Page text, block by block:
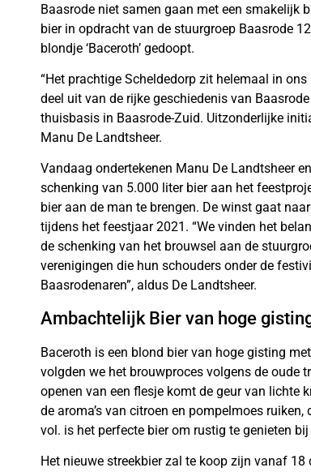
Baasrode niet samen gaan met een smakelijk
bier in opdracht van de stuurgroep Baasrode
blondje ‘Baceroth’ gedoopt.
“Het prachtige Scheldedorp zit helemaal in
deel uit van de rijke geschiedenis van
thuisbasis in Baasrode-Zuid. Uitzonderlijke
Manu De Landtsheer.
Vandaag ondertekenen Manu De Landtsheer
schenking van 5.000 liter bier aan het
bier aan de man te brengen. De winst gaat
tijdens het feestjaar 2021. “We vinden het
de schenking van het brouwsel aan de
verenigingen die hun schouders onder de
Baasrodenaren”, aldus De Landtsheer.
Ambachtelijk Bier van hoge
Baceroth is een blond bier van hoge gisting
volgden we het brouwproces volgens de oude
openen van een flesje komt de geur van lichte
de aroma’s van citroen en pompelmoes
vol. is het perfecte bier om rustig te genieten
Het nieuwe streekbier zal te koop zijn vanaf